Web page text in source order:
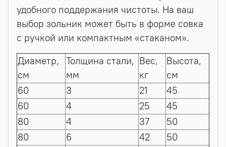
удобного поддержания чистоты. На ваш
выбор зольник может быть в форме совка
с ручкой или компактным «стаканом».
Диаметр,
см
Толщина стали,
мм
Вес,
кг
Высота,
см
60
3 21
45
60
4 25
45
80
4 37
50
80
6 42
50